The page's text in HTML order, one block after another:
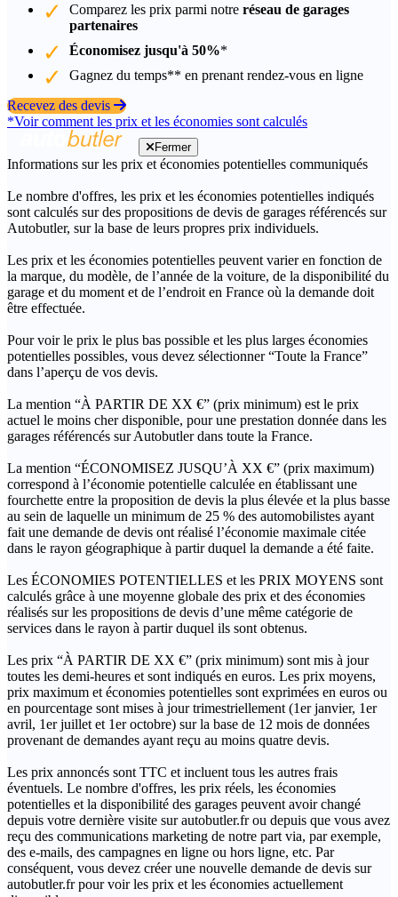
Comparez les prix parmi notre réseau de garages
partenaires
Économisez jusqu'à 50%*
Gagnez du temps** en prenant rendez-vous en ligne
Recevez des devis
*Voir comment les prix et les économies sont calculés
Fermer
Informations sur les prix et économies potentielles communiqués
Le nombre d'offres, les prix et les économies potentielles indiqués
sont calculés sur des propositions de devis de garages référencés sur
Autobutler, sur la base de leurs propres prix individuels.
Les prix et les économies potentielles peuvent varier en fonction de
la marque, du modèle, de l’année de la voiture, de la disponibilité du
garage et du moment et de l’endroit en France où la demande doit
être effectuée.
Pour voir le prix le plus bas possible et les plus larges économies
potentielles possibles, vous devez sélectionner “Toute la France”
dans l’aperçu de vos devis.
La mention “À PARTIR DE XX €” (prix minimum) est le prix
actuel le moins cher disponible, pour une prestation donnée dans les
garages référencés sur Autobutler dans toute la France.
La mention “ÉCONOMISEZ JUSQU’À XX €” (prix maximum)
correspond à l’économie potentielle calculée en établissant une
fourchette entre la proposition de devis la plus élevée et la plus basse
au sein de laquelle un minimum de 25 % des automobilistes ayant
fait une demande de devis ont réalisé l’économie maximale citée
dans le rayon géographique à partir duquel la demande a été faite.
Les ÉCONOMIES POTENTIELLES et les PRIX MOYENS sont
calculés grâce à une moyenne globale des prix et des économies
réalisés sur les propositions de devis d’une même catégorie de
services dans le rayon à partir duquel ils sont obtenus.
Les prix “À PARTIR DE XX €” (prix minimum) sont mis à jour
toutes les demi-heures et sont indiqués en euros. Les prix moyens,
prix maximum et économies potentielles sont exprimées en euros ou
en pourcentage sont mises à jour trimestriellement (1er janvier, 1er
avril, 1er juillet et 1er octobre) sur la base de 12 mois de données
provenant de demandes ayant reçu au moins quatre devis.
Les prix annoncés sont TTC et incluent tous les autres frais
éventuels. Le nombre d'offres, les prix réels, les économies
potentielles et la disponibilité des garages peuvent avoir changé
depuis votre dernière visite sur autobutler.fr ou depuis que vous avez
reçu des communications marketing de notre part via, par exemple,
des e-mails, des campagnes en ligne ou hors ligne, etc. Par
conséquent, vous devez créer une nouvelle demande de devis sur
autobutler.fr pour voir les prix et les économies actuellement